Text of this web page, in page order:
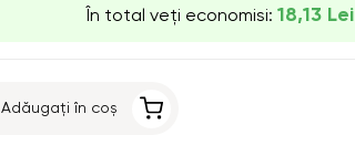
În total veți economisi: 18,13 Lei
Adăugați în coș